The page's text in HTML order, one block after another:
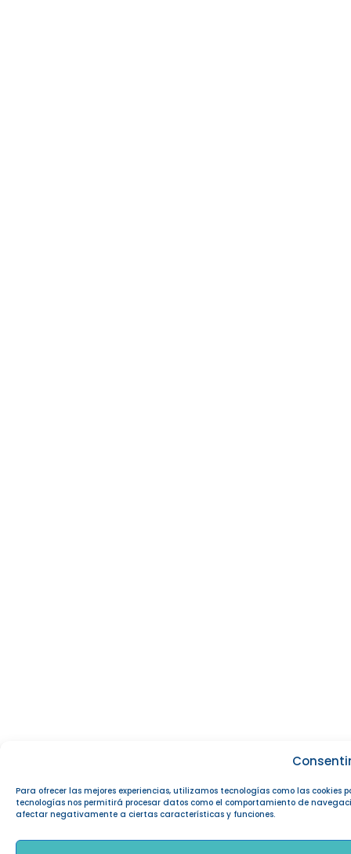
Para ofrecer las mejores experiencias, utilizamos tecnologías como las
tecnologías nos permitirá procesar datos como el comportamiento de
afectar negativamente a ciertas características y funciones.